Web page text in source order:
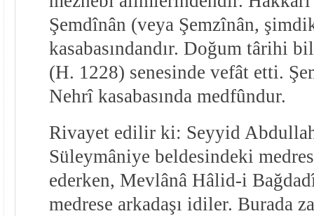
Şemdînân (veya Şemzînân,
kasabasındandır. Doğum târihi
(H. 1228) senesinde vefât etti.
Nehrî kasabasında medfûndur.
Rivayet edilir ki: Seyyid
Süleymâniye beldesindeki
ederken, Mevlânâ Hâlid-i
medrese arkadaşı idiler. Burada